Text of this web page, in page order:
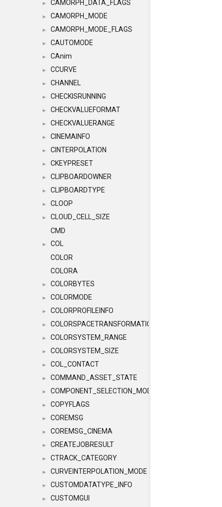
► CAMORPH_DATA_FLAGS
► CAMORPH_MODE
► CAMORPH_MODE_FLAGS
► CAUTOMODE
► CAnim
► CCURVE
► CHANNEL
► CHECKISRUNNING
► CHECKVALUEFORMAT
► CHECKVALUERANGE
► CINEMAINFO
► CINTERPOLATION
► CKEYPRESET
► CLIPBOARDOWNER
► CLIPBOARDTYPE
► CLOOP
►
CLOUD_CELL_SIZE
CMD
►
COL
COLOR
COLORA
► COLORBYTES
► COLORMODE
► COLORPROFILEINFO
► COLORSPACETRANSFORMATION
► COLORSYSTEM_RANGE
► COLORSYSTEM_SIZE
► COL_CONTACT
► COMMAND_ASSET_STATE
► COMPONENT_SELECTION_MODES
► COPYFLAGS
► COREMSG
► COREMSG_CINEMA
► CREATEJOBRESULT
► CTRACK_CATEGORY
► CURVEINTERPOLATION_MODE
► CUSTOMDATATYPE_INFO
► CUSTOMGUI